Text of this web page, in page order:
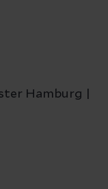
Hamburg |